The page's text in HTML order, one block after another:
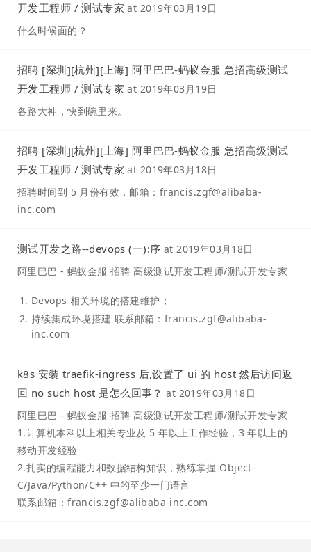
开发工程师 / 测试专家 at 2019年03月19日
什么时候面的？
招聘 [深圳][杭州][上海] 阿里巴巴-蚂蚁金服 急招高级测试
开发工程师 / 测试专家 at 2019年03月19日
各路大神，快到碗里来。
招聘 [深圳][杭州][上海] 阿里巴巴-蚂蚁金服 急招高级测试
开发工程师 / 测试专家 at 2019年03月18日
招聘时间到 5 月份有效，邮箱：francis.zgf@alibaba-
inc.com
测试开发之路--devops (一):序 at2019年03月18日
阿里巴巴 - 蚂蚁金服 招聘 高级测试开发工程师/测试开发专家
Devops 相关环境的搭建维护；
持续集成环境搭建 联系邮箱：francis.zgf@alibaba-
inc.com
k8s 安装 traefik-ingress 后,设置了 ui 的 host 然后访问返
回 no such host 是怎么回事？ at 2019年03月18日
阿里巴巴 - 蚂蚁金服 招聘 高级测试开发工程师/测试开发专家
1.计算机本科以上相关专业及 5 年以上工作经验，3 年以上的
移动开发经验
2.扎实的编程能力和数据结构知识，熟练掌握 Object-
C/Java/Python/C++ 中的至少一门语言
联系邮箱：francis.zgf@alibaba-inc.com